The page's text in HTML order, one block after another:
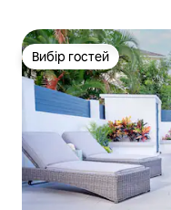
Вибір гостей
Вибір гостей